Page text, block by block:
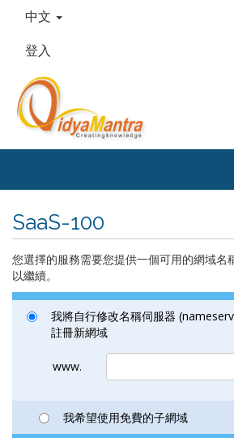
中文
登入
SaaS-100
您選擇的服務需要您提供一個可用的網域名
以繼續。
我將自行修改名稱伺服器
註冊新網域
www.
我希望使用免費的子網域